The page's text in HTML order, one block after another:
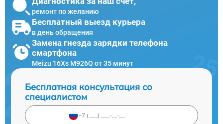
ремонт по желанию
Бесплатный выезд курьера
в день обращения
Замена гнезда зарядки телефона
смартфона
Meizu 16Xs M926Q от 35 минут
Бесплатная консультация со
специалистом